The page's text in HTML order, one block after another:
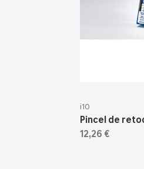
i10
Pincel de
12,26 €